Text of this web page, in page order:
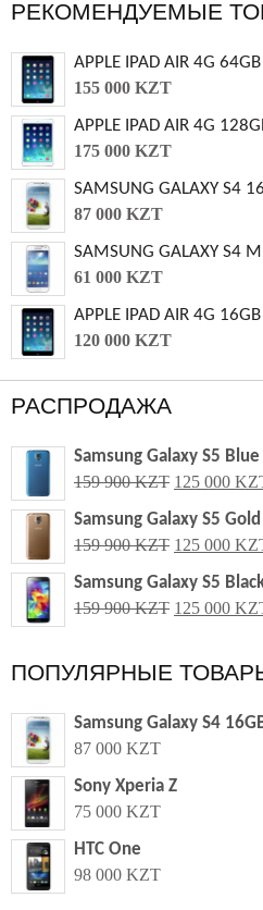
РЕКОМЕНДУЕМЫЕ
APPLE IPAD AIR 4G 64GB
155 000 KZT
APPLE IPAD AIR 4G
175 000 KZT
SAMSUNG GALAXY S4
87 000 KZT
SAMSUNG GALAXY S4
61 000 KZT
APPLE IPAD AIR 4G 16GB
120 000 KZT
РАСПРОДАЖА
Samsung Galaxy S5 Blue
159 900 KZT 125 000
Samsung Galaxy S5 Gold
159 900 KZT 125 000
Samsung Galaxy S5
159 900 KZT 125 000
ПОПУЛЯРНЫЕ
Samsung Galaxy S4
87 000 KZT
Sony Xperia Z
75 000 KZT
HTC One
98 000 KZT